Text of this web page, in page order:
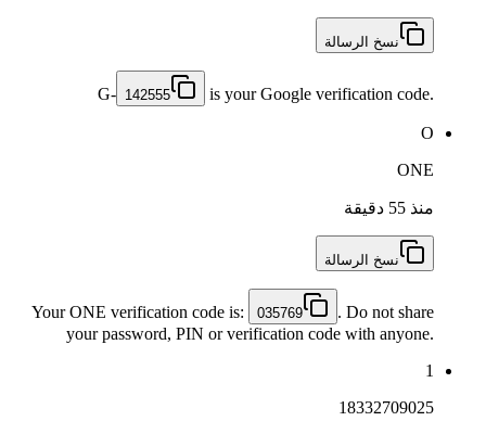
نسخ الرسالة
G- 142555 is your Google verification code.
O
ONE
منذ 55 دقيقة
نسخ الرسالة
Your ONE verification code is: 035769
. Do not share
your password, PIN or verification code with anyone.
1
18332709025